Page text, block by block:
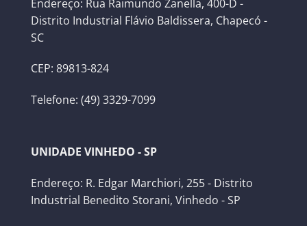
Endereço: Rua Raimundo Zanella, 400-D -
Distrito Industrial Flávio Baldissera, Chapecó -
SC
CEP: 89813-824
Telefone: (49) 3329-7099
UNIDADE VINHEDO - SP
Endereço: R. Edgar Marchiori, 255 - Distrito
Industrial Benedito Storani, Vinhedo - SP